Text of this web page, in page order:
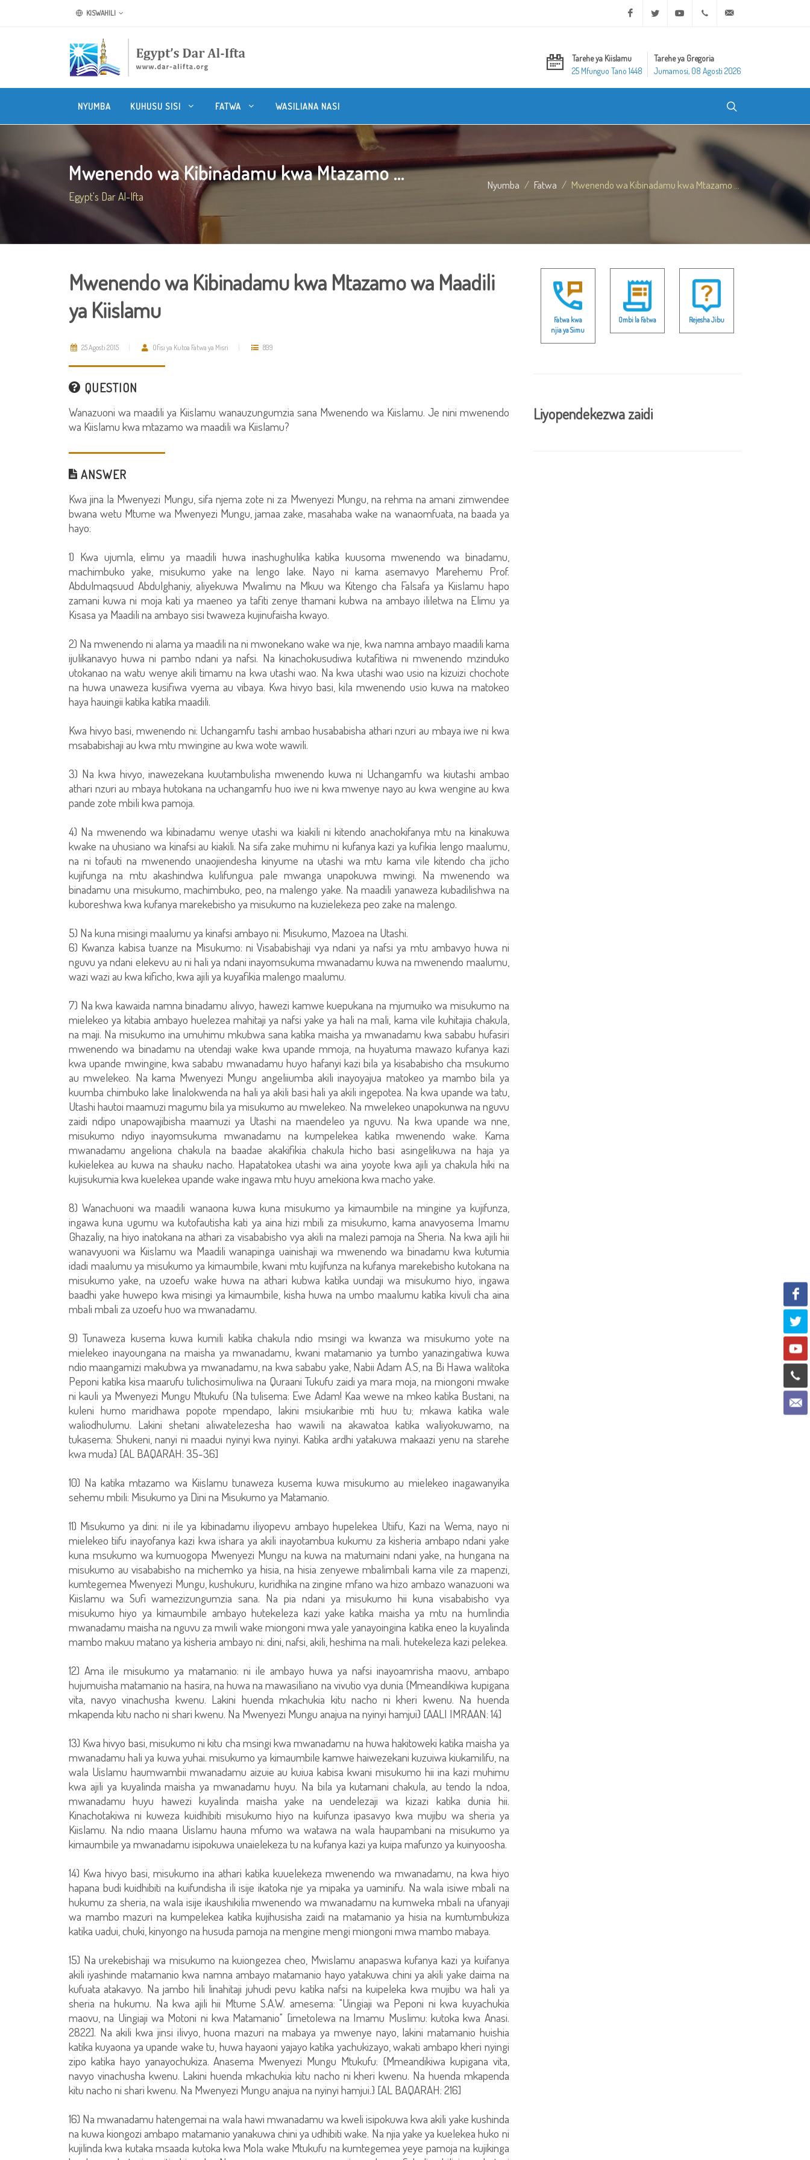
KISWAHILI Facebook Twitter Youtube +20 2 25970400
Tarehe ya Kiislamu
25 Mfunguo Tano 1448
Tarehe ya Gregoria
Jumamosi, 08 Agosti 2026
NYUMBA KUHUSU SISI FATWA WASILIANA NASI
Mwenendo wa Kibinadamu kwa Mtazamo ...
Egypt's Dar Al-Ifta
Nyumba Fatwa Mwenendo wa Kibinadamu kwa Mtazamo ...
Mwenendo wa Kibinadamu kwa Mtazamo wa Maadili
ya Kiislamu
25 Agosti 2015 Ofisi ya Kutoa Fatwa ya Misri 899
QUESTION
Wanazuoni wa maadili ya Kiislamu wanauzungumzia sana Mwenendo wa Kiislamu. Je nini mwenendo
wa Kiislamu kwa mtazamo wa maadili wa Kiislamu?
ANSWER
Kwa jina la Mwenyezi Mungu, sifa njema zote ni za Mwenyezi Mungu, na rehma na amani zimwendee
bwana wetu Mtume wa Mwenyezi Mungu, jamaa zake, masahaba wake na wanaomfuata, na baada ya
hayo:
1) Kwa ujumla, elimu ya maadili huwa inashughulika katika kuusoma mwenendo wa binadamu,
machimbuko yake, misukumo yake na lengo lake. Nayo ni kama asemavyo Marehemu Prof.
Abdulmaqsuud Abdulghaniy, aliyekuwa Mwalimu na Mkuu wa Kitengo cha Falsafa ya Kiislamu hapo
zamani kuwa ni moja kati ya maeneo ya tafiti zenye thamani kubwa na ambayo ililetwa na Elimu ya
Kisasa ya Maadili na ambayo sisi twaweza kujinufaisha kwayo.
2) Na mwenendo ni alama ya maadili na ni mwonekano wake wa nje, kwa namna ambayo maadili kama
ijulikanavyo huwa ni pambo ndani ya nafsi. Na kinachokusudiwa kutafitiwa ni mwenendo mzinduko
utokanao na watu wenye akili timamu na kwa utashi wao. Na kwa utashi wao usio na kizuizi chochote
na huwa unaweza kusifiwa vyema au vibaya. Kwa hivyo basi, kila mwenendo usio kuwa na matokeo
haya hauingii katika katika maadili.
Kwa hivyo basi, mwenendo ni: Uchangamfu tashi ambao husababisha athari nzuri au mbaya iwe ni kwa
msababishaji au kwa mtu mwingine au kwa wote wawili.
3) Na kwa hivyo, inawezekana kuutambulisha mwenendo kuwa ni Uchangamfu wa kiutashi ambao
athari nzuri au mbaya hutokana na uchangamfu huo iwe ni kwa mwenye nayo au kwa wengine au kwa
pande zote mbili kwa pamoja.
4) Na mwenendo wa kibinadamu wenye utashi wa kiakili ni kitendo anachokifanya mtu na kinakuwa
kwake na uhusiano wa kinafsi au kiakili. Na sifa zake muhimu ni kufanya kazi ya kufikia lengo maalumu,
na ni tofauti na mwenendo unaojiendesha kinyume na utashi wa mtu kama vile kitendo cha jicho
kujifunga na mtu akashindwa kulifungua pale mwanga unapokuwa mwingi. Na mwenendo wa
binadamu una misukumo, machimbuko, peo, na malengo yake. Na maadili yanaweza kubadilishwa na
kuboreshwa kwa kufanya marekebisho ya misukumo na kuzielekeza peo zake na malengo.
5) Na kuna misingi maalumu ya kinafsi ambayo ni: Misukumo, Mazoea na Utashi.
6) Kwanza kabisa tuanze na Misukumo: ni Visababishaji vya ndani ya nafsi ya mtu ambavyo huwa ni
nguvu ya ndani elekevu au ni hali ya ndani inayomsukuma mwanadamu kuwa na mwenendo maalumu,
wazi wazi au kwa kificho, kwa ajili ya kuyafikia malengo maalumu.
7) Na kwa kawaida namna binadamu alivyo, hawezi kamwe kuepukana na mjumuiko wa misukumo na
mielekeo ya kitabia ambayo huelezea mahitaji ya nafsi yake ya hali na mali, kama vile kuhitajia chakula,
na maji. Na misukumo ina umuhimu mkubwa sana katika maisha ya mwanadamu kwa sababu hufasiri
mwenendo wa binadamu na utendaji wake kwa upande mmoja, na huyatuma mawazo kufanya kazi
kwa upande mwingine, kwa sababu mwanadamu huyo hafanyi kazi bila ya kisababisho cha msukumo
au mwelekeo. Na kama Mwenyezi Mungu angeliiumba akili inayoyajua matokeo ya mambo bila ya
kuumba chimbuko lake linalokwenda na hali ya akili basi hali ya akili ingepotea. Na kwa upande wa tatu,
Utashi hautoi maamuzi magumu bila ya misukumo au mwelekeo. Na mwelekeo unapokunwa na nguvu
zaidi ndipo unapowajibisha maamuzi ya Utashi na maendeleo ya nguvu. Na kwa upande wa nne,
misukumo ndiyo inayomsukuma mwanadamu na kumpelekea katika mwenendo wake. Kama
mwanadamu angeliona chakula na baadae akakifikia chakula hicho basi asingelikuwa na haja ya
kukielekea au kuwa na shauku nacho. Hapatatokea utashi wa aina yoyote kwa ajili ya chakula hiki na
kujisukumia kwa kuelekea upande wake ingawa mtu huyu amekiona kwa macho yake.
8) Wanachuoni wa maadili wanaona kuwa kuna misukumo ya kimaumbile na mingine ya kujifunza,
ingawa kuna ugumu wa kutofautisha kati ya aina hizi mbili za misukumo, kama anavyosema Imamu
Ghazaliy, na hiyo inatokana na athari za visababisho vya akili na malezi pamoja na Sheria. Na kwa ajili hii
wanavyuoni wa Kiislamu wa Maadili wanapinga uainishaji wa mwenendo wa binadamu kwa kutumia
idadi maalumu ya misukumo ya kimaumbile, kwani mtu kujifunza na kufanya marekebisho kutokana na
misukumo yake, na uzoefu wake huwa na athari kubwa katika uundaji wa misukumo hiyo, ingawa
baadhi yake huwepo kwa misingi ya kimaumbile, kisha huwa na umbo maalumu katika kivuli cha aina
mbali mbali za uzoefu huo wa mwanadamu.
9) Tunaweza kusema kuwa kumili katika chakula ndio msingi wa kwanza wa misukumo yote na
mielekeo inayoungana na maisha ya mwanadamu, kwani matamanio ya tumbo yanazingatiwa kuwa
ndio maangamizi makubwa ya mwanadamu, na kwa sababu yake, Nabii Adam A.S, na Bi Hawa walitoka
Peponi katika kisa maarufu tulichosimuliwa na Quraani Tukufu zaidi ya mara moja, na miongoni mwake
ni kauli ya Mwenyezi Mungu Mtukufu {Na tulisema: Ewe Adam! Kaa wewe na mkeo katika Bustani, na
kuleni humo maridhawa popote mpendapo, lakini msiukaribie mti huu tu; mkawa katika wale
waliodhulumu. Lakini shetani aliwatelezesha hao wawili na akawatoa katika waliyokuwamo, na
tukasema: Shukeni, nanyi ni maadui nyinyi kwa nyinyi. Katika ardhi yatakuwa makaazi yenu na starehe
kwa muda} [AL BAQARAH: 35-36]
10) Na katika mtazamo wa Kiislamu tunaweza kusema kuwa misukumo au mielekeo inagawanyika
sehemu mbili: Misukumo ya Dini na Misukumo ya Matamanio.
11) Misukumo ya dini: ni ile ya kibinadamu iliyopevu ambayo hupelekea Utiifu, Kazi na Wema, nayo ni
mielekeo tiifu inayofanya kazi kwa ishara ya akili inayotambua kukumu za kisheria ambapo ndani yake
kuna msukumo wa kumuogopa Mwenyezi Mungu na kuwa na matumaini ndani yake, na hungana na
misukumo au visababisho na michemko ya hisia, na hisia zenyewe mbalimbali kama vile za mapenzi,
kumtegemea Mwenyezi Mungu, kushukuru, kuridhika na zingine mfano wa hizo ambazo wanazuoni wa
Kiislamu wa Sufi wamezizungumzia sana. Na pia ndani ya misukumo hii kuna visababisho vya
misukumo hiyo ya kimaumbile ambayo hutekeleza kazi yake katika maisha ya mtu na humlindia
mwanadamu maisha na nguvu za mwili wake miongoni mwa yale yanayoingina katika eneo la kuyalinda
mambo makuu matano ya kisheria ambayo ni: dini, nafsi, akili, heshima na mali. hutekeleza kazi pelekea.
12) Ama ile misukumo ya matamanio: ni ile ambayo huwa ya nafsi inayoamrisha maovu, ambapo
hujumuisha matamanio na hasira, na huwa na mawasiliano na vivutio vya dunia {Mmeandikiwa kupigana
vita, navyo vinachusha kwenu. Lakini huenda mkachukia kitu nacho ni kheri kwenu. Na huenda
mkapenda kitu nacho ni shari kwenu. Na Mwenyezi Mungu anajua na nyinyi hamjui} [AALI IMRAAN: 14]
13) Kwa hivyo basi, misukumo ni kitu cha msingi kwa mwanadamu na huwa hakitoweki katika maisha ya
mwanadamu hali ya kuwa yuhai. misukumo ya kimaumbile kamwe haiwezekani kuzuiwa kiukamilifu, na
wala Uislamu haumwambii mwanadamu aizuie au kuiua kabisa kwani misukumo hii ina kazi muhimu
kwa ajili ya kuyalinda maisha ya mwanadamu huyu. Na bila ya kutamani chakula, au tendo la ndoa,
mwanadamu huyu hawezi kuyalinda maisha yake na uendelezaji wa kizazi katika dunia hii.
Kinachotakiwa ni kuweza kuidhibiti misukumo hiyo na kuifunza ipasavyo kwa mujibu wa sheria ya
Kiislamu. Na ndio maana Uislamu hauna mfumo wa watawa na wala haupambani na misukumo ya
kimaumbile ya mwanadamu isipokuwa unaielekeza tu na kufanya kazi ya kuipa mafunzo ya kuinyoosha.
14) Kwa hivyo basi, misukumo ina athari katika kuuelekeza mwenendo wa mwanadamu, na kwa hiyo
hapana budi kuidhibiti na kuifundisha ili isije ikatoka nje ya mipaka ya uaminifu. Na wala isiwe mbali na
hukumu za sheria, na wala isije ikaushikilia mwenendo wa mwanadamu na kumweka mbali na ufanyaji
wa mambo mazuri na kumpelekea katika kujihusisha zaidi na matamanio ya hisia na kumtumbukiza
katika uadui, chuki, kinyongo na husuda pamoja na mengine mengi miongoni mwa mambo mabaya.
15) Na urekebishaji wa misukumo na kuiongezea cheo, Mwislamu anapaswa kufanya kazi ya kuifanya
akili iyashinde matamanio kwa namna ambayo matamanio hayo yatakuwa chini ya akili yake daima na
kufuata atakavyo. Na jambo hili linahitaji juhudi pevu katika nafsi na kuipeleka kwa mujibu wa hali ya
sheria na hukumu. Na kwa ajili hii Mtume S.A.W. amesema: "Uingiaji wa Peponi ni kwa kuyachukia
maovu, na Uingiaji wa Motoni ni kwa Matamanio" [imetolewa na Imamu Muslimu: kutoka kwa Anasi.
2822]. Na akili kwa jinsi ilivyo, huona mazuri na mabaya ya mwenye nayo, lakini matamanio huishia
katika kuyaona ya upande wake tu, huwa hayaoni yajayo katika yachukizayo, wakati ambapo kheri nyingi
zipo katika hayo yanayochukiza. Anasema Mwenyezi Mungu Mtukufu: {Mmeandikiwa kupigana vita,
navyo vinachusha kwenu. Lakini huenda mkachukia kitu nacho ni kheri kwenu. Na huenda mkapenda
kitu nacho ni shari kwenu. Na Mwenyezi Mungu anajua na nyinyi hamjui.} [AL BAQARAH: 216]
16) Na mwanadamu hatengemai na wala hawi mwanadamu wa kweli isipokuwa kwa akili yake kushinda
na kuwa kiongozi ambapo matamanio yanakuwa chini ya udhibiti wake. Na njia yake ya kuelekea huko ni
kujilinda kwa kutaka msaada kutoka kwa Mola wake Mtukufu na kumtegemea yeye pamoja na kujikinga
Fatwa kwa
njia ya Simu
Ombi la Fatwa Rejesha Jibu
Liyopendekezwa zaidi